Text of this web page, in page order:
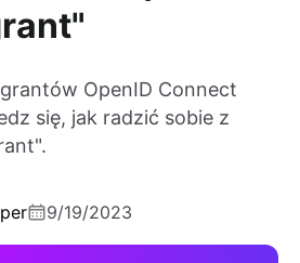
OpenID Connect
się, jak radzić sobie z
9/19/2023